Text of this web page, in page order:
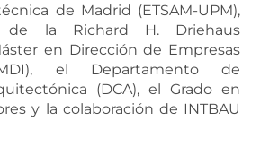
de Madrid (ETSAM-UPM),
la Richard H. Driehaus
en Dirección de Empresas
el Departamento de
(DCA), el Grado en
y la colaboración de INTBAU